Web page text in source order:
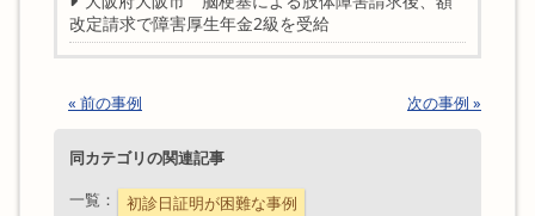
改定請求で障害厚生年金2級を受給
« 前の事例 次の事例 »
同カテゴリの関連記事
一覧：
初診日証明が困難な事例